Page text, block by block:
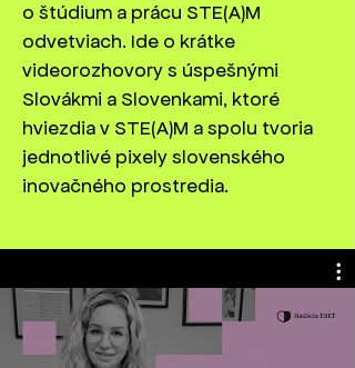
o štúdium a prácu STE(A)M
odvetviach. Ide o krátke
videorozhovory s úspešnými
Slovákmi a Slovenkami, ktoré
hviezdia v STE(A)M a spolu tvoria
jednotlivé pixely slovenského
inovačného prostredia.